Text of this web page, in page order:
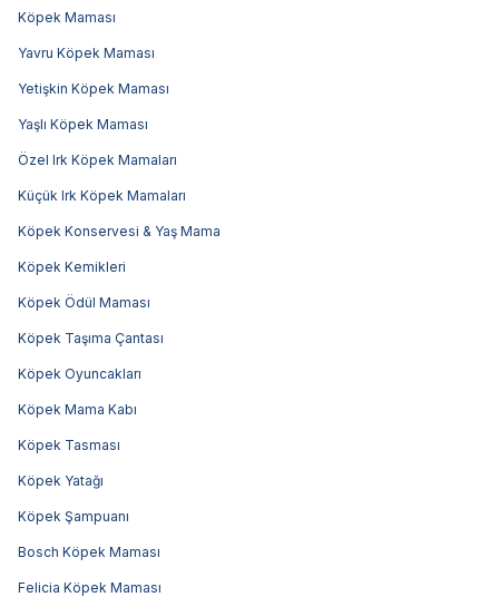
Köpek Maması
Yavru Köpek Maması
Yetişkin Köpek Maması
Yaşlı Köpek Maması
Özel Irk Köpek Mamaları
Küçük Irk Köpek Mamaları
Köpek Konservesi & Yaş Mama
Köpek Kemikleri
Köpek Ödül Maması
Köpek Taşıma Çantası
Köpek Oyuncakları
Köpek Mama Kabı
Köpek Tasması
Köpek Yatağı
Köpek Şampuanı
Bosch Köpek Maması
Felicia Köpek Maması